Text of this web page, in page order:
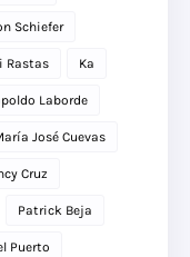
Schiefer
Rastas Ka
Laborde
José Cuevas
Cruz
Patrick Beja
Puerto